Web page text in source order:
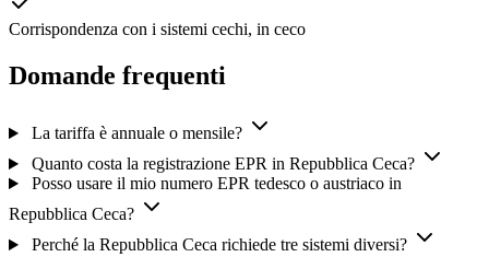
Corrispondenza con i sistemi cechi, in ceco
Domande frequenti
La tariffa è annuale o mensile?
Quanto costa la registrazione EPR in Repubblica Ceca?
Posso usare il mio numero EPR tedesco o austriaco in
Repubblica Ceca?
Perché la Repubblica Ceca richiede tre sistemi diversi?